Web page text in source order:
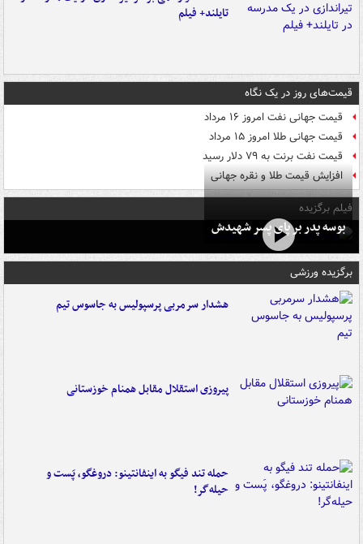
تایلند+ فیلم
قیمت‌های روز در یک نگاه
قیمت جهانی نفت امروز ۱۶ مرداد
قیمت جهانی طلا امروز ۱۵ مرداد
قیمت نفت برنت به ۷۹ دلار رسید
افزایش قیمت طلا و نقره جهانی
فیلم برگزیده
بوسه‌ پدر بر پای پسر شهیدش
برگزیده ورزشی
هشدار سرمربی پرسپولیس به جاسوس تیم
پیروزی استقلال مقابل همنام خوزستانی
حمله تند فیگو به اینفانتینو: دروغگو، پَست‌ و
حیله‌گر!